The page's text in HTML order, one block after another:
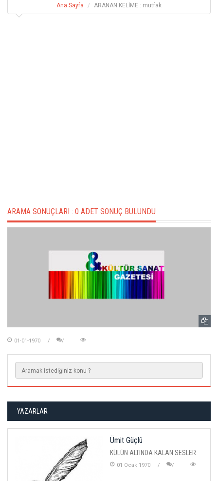
Ana Sayfa ARANAN KELİME : mutfak
ARAMA SONUÇLARI : 0 ADET SONUÇ BULUNDU
01-01-1970
YAZARLAR
Ümit Güçlü
KÜLÜN ALTINDA KALAN SESLER
01 Ocak 1970